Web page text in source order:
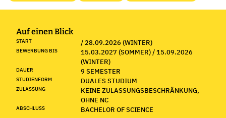
Auf einen Blick
START / 28.09.2026 (WINTER)
BEWERBUNG BIS
15.03.2027 (SOMMER) / 15.09.2026
(WINTER)
DAUER 9 SEMESTER
STUDIENFORM DUALES STUDIUM
ZULASSUNG
KEINE ZULASSUNGSBESCHRÄNKUNG,
OHNE NC
ABSCHLUSS BACHELOR OF SCIENCE